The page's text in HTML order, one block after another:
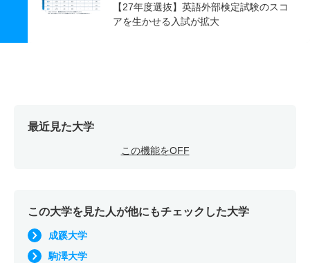
【27年度選抜】英語外部検定試験のスコ
アを生かせる入試が拡大
最近見た大学
この機能をOFF
この大学を見た人が他にもチェックした大学
成蹊大学
駒澤大学